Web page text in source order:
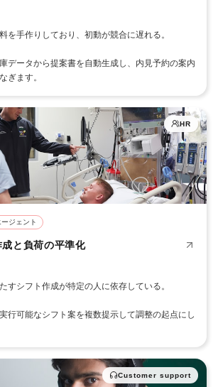
を手作りしており、初動が競合に遅れる。
データから提案書を自動生成し、内見予約の案内
ぎます。
HR
ジェント
と負荷の平準化
すシフト作成が特定の人に依存している。
行可能なシフト案を複数提示して調整の起点にし
Customer support